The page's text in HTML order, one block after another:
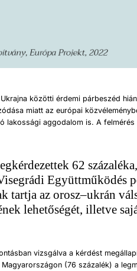
közötti érdemi párbeszéd
miatt az európai
lakossági aggodalom is. A
62
Együttműködés
tartja az orosz–ukrán
lehetőségét, illetve
vizsgálva a kérdést
(76 százalék) a